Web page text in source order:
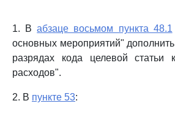
1. Вабзаце восьмом пункта 48.1
основных мероприятий"
разрядах кода целевой статьи
расходов".
2. В пункте 53: